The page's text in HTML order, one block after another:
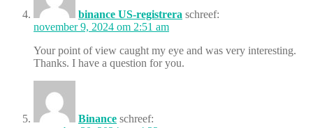
binance US-registrera schreef:
november 9, 2024 om 2:51 am
Your point of view caught my eye and was very interesting.
Thanks. I have a question for you.
Binance schreef: